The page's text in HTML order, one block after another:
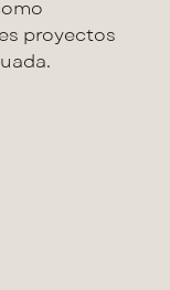
proyectos